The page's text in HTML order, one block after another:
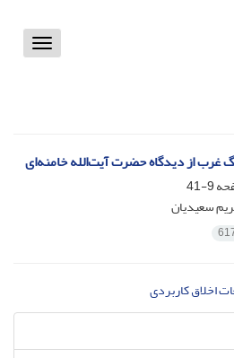
Toggle
از دیدگاه حضرت آیت‌الله خامنه‌ای
9-41
سعیدیان